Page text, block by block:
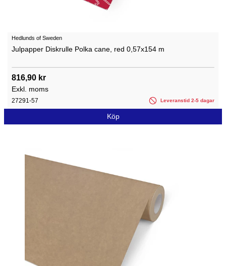
Hedlunds of Sweden
Julpapper Diskrulle Polka cane, red 0,57x154 m
816,90 kr
Exkl. moms
27291-57 Leveranstid 2-5 dagar
Köp